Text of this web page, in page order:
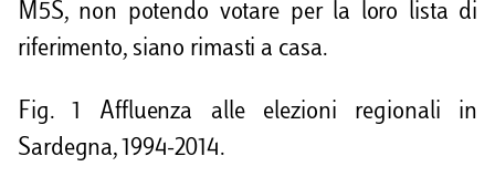
M5S, non potendo votare per la loro lista di
riferimento, siano rimasti a casa.
Fig. 1 Affluenza alle elezioni regionali in
Sardegna, 1994-2014.